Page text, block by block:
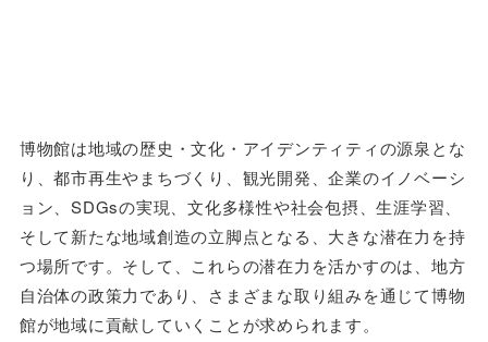
博物館は地域の歴史・文化・アイデンティティの源泉とな
り、都市再生やまちづくり、観光開発、企業のイノベーシ
ョン、SDGsの実現、文化多様性や社会包摂、生涯学習、
そして新たな地域創造の立脚点となる、大きな潜在力を持
つ場所です。そして、これらの潜在力を活かすのは、地方
自治体の政策力であり、さまざまな取り組みを通じて博物
館が地域に貢献していくことが求められます。